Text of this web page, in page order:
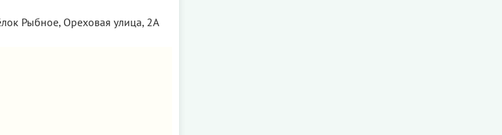
Рыбное, Ореховая улица, 2А